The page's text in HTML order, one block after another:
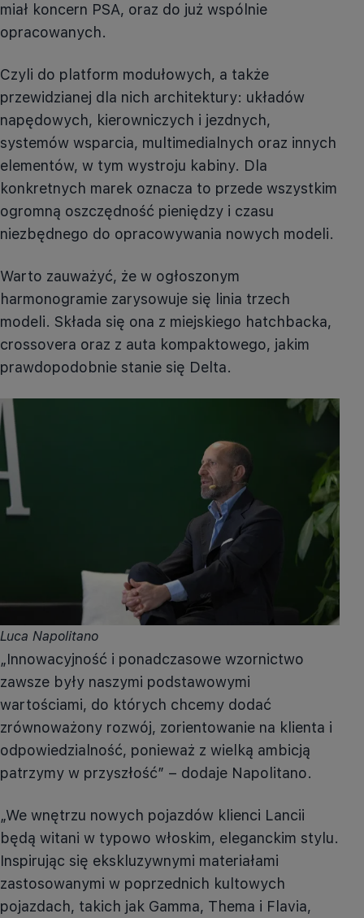
miał koncern PSA, oraz do już wspólnie
opracowanych.
Czyli do platform modułowych, a także
przewidzianej dla nich architektury: układów
napędowych, kierowniczych i jezdnych,
systemów wsparcia, multimedialnych oraz innych
elementów, w tym wystroju kabiny. Dla
konkretnych marek oznacza to przede wszystkim
ogromną oszczędność pieniędzy i czasu
niezbędnego do opracowywania nowych modeli.
Warto zauważyć, że w ogłoszonym
harmonogramie zarysowuje się linia trzech
modeli. Składa się ona z miejskiego hatchbacka,
crossovera oraz z auta kompaktowego, jakim
prawdopodobnie stanie się Delta.
Luca Napolitano
„Innowacyjność i ponadczasowe wzornictwo
zawsze były naszymi podstawowymi
wartościami, do których chcemy dodać
zrównoważony rozwój, zorientowanie na klienta i
odpowiedzialność, ponieważ z wielką ambicją
patrzymy w przyszłość” – dodaje Napolitano.
„We wnętrzu nowych pojazdów klienci Lancii
będą witani w typowo włoskim, eleganckim stylu.
Inspirując się ekskluzywnymi materiałami
zastosowanymi w poprzednich kultowych
pojazdach, takich jak Gamma, Thema i Flavia,